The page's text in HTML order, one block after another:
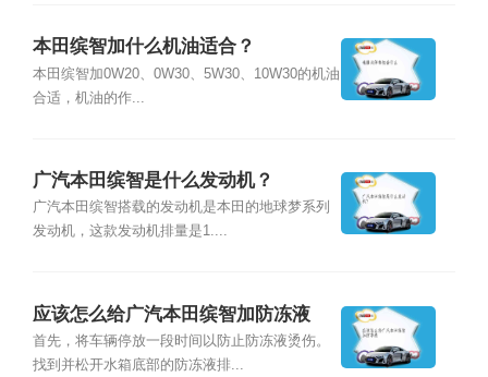
本田缤智加什么机油适合？
本田缤智加0W20、0W30、5W30、10W30的机油
合适，机油的作...
广汽本田缤智是什么发动机？
广汽本田缤智搭载的发动机是本田的地球梦系列
发动机，这款发动机排量是1....
应该怎么给广汽本田缤智加防冻液
首先，将车辆停放一段时间以防止防冻液烫伤。
找到并松开水箱底部的防冻液排...